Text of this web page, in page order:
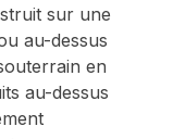
sur une
au-dessus
en
au-dessus